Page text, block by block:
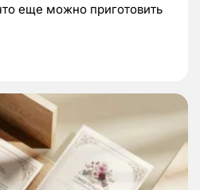
еще можно приготовить